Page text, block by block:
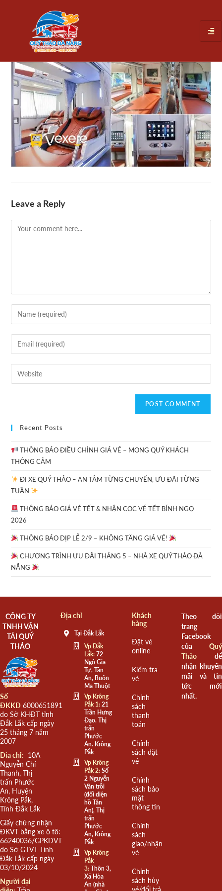
Leave a Reply
Recent Posts
THÔNG BÁO ĐIỀU CHỈNH GIÁ VÉ – MONG QUÝ KHÁCH
THÔNG CẢM
ĐI XE QUÝ THẢO – AN TÂM TỪNG CHUYẾN, ƯU ĐÃI TỪNG
TUẦN
THÔNG BÁO GIÁ VÉ TẾT & NHẬN CỌC VÉ TẾT BÍNH NGỌ
2026
THÔNG BÁO DỊP LỄ 2/9 – KHÔNG TĂNG GIÁ VÉ!
CHƯƠNG TRÌNH ƯU ĐÃI THÁNG 5 – NHÀ XE QUÝ THẢO ĐÀ
NẴNG
CÔNG TY
TNHH VẬN
TẢI QUÝ
THẢO
Số
ĐKKD 6000651891
do Sở KHĐT tỉnh
Đắk Lắk cấp ngày
25 tháng 7 năm
2007
Đia chỉ: 10A
Nguyễn Chí
Thanh, Thị
trấn Phước
An, Huyện
Krông Pắk,
Tỉnh Đắk Lắk
Giấy chứng nhận
ĐKVT bằng xe ô tô:
66240036/GPKDVT
do Sở GTVT Tỉnh
Đắk Lắk cấp ngày
03/10/2024
Người đại
Địa chỉ
Tại Đắk Lắk
Vp Đắk
Lắk:72
Ngô Gia
Tự, Tân
An, Buôn
Ma Thuột
Vp Krông
Pắk 1:21
Trần Hưng
Đạo. Thị
trấn
Phước
An. Krông
Pắk
Vp Krông
Pắk 2:Số
2 Nguyễn
Văn trỗi
(đối diện
hồ Tân
An), Thị
trấn
Phước
An, Krông
Pắk
Vp Krông
Pắk
3:Thôn 3,
Xã Hòa
An (nhà
Khách
hàng
Đặt vé
online
Kiểm tra
vé
Chính
sách
thanh
toán
Chính
sách đặt
vé
Chính
sách bảo
mật
thông tin
Chính
sách
giao/nhận
vé
Chính
sách hủy
vé/đổi trả
Theo dõi
trang
Facebook
của Quý
Thảođể
nhận khuyến
mãi và tin
tức mới
nhất.